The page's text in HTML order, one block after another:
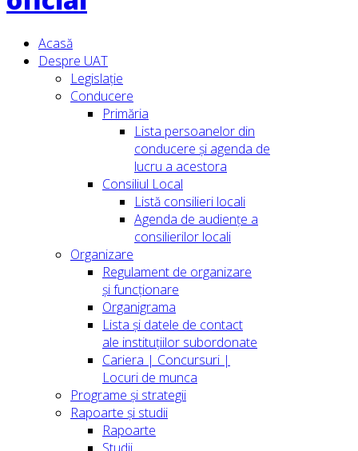
Acasă
Despre UAT
Legislație
Conducere
Primăria
Lista persoanelor din
conducere şi agenda de
lucru a acestora
Consiliul Local
Listă consilieri locali
Agenda de audiențe a
consilierilor locali
Organizare
Regulament de organizare
și funcționare
Organigrama
Lista și datele de contact
ale instituțiilor subordonate
Cariera | Concursuri |
Locuri de munca
Programe și strategii
Rapoarte și studii
Rapoarte